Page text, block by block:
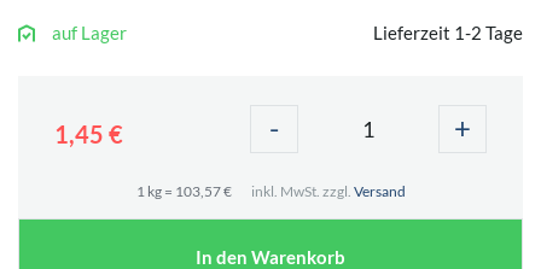
auf Lager Lieferzeit 1-2 Tage
1,45 € - +
1 kg = 103,57 € inkl. MwSt. zzgl. Versand
In den Warenkorb